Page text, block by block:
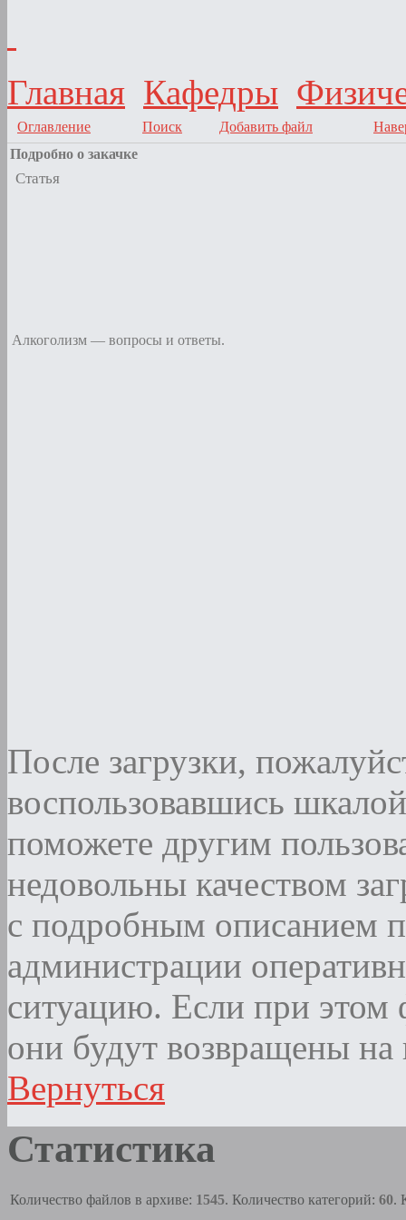
Главная Кафедры
Оглавление Поиск Добавить файл
Подробно о закачке
Статья
Алкоголизм — вопросы и ответы.
После загрузки,
воспользовавшись
поможете другим
недовольны качеством
с подробным описанием
администрации
ситуацию. Если при этом
они будут возвращены на
Вернуться
Статистика
Количество файлов в архиве: 1545. Количество категорий: 60.